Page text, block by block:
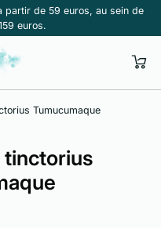
partir de 59 euros, au sein de
euros.
Tumucumaque
tinctorius